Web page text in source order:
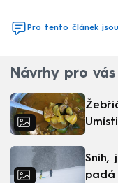
Pro tento článek
Návrhy pro vás
Sníh,
padá